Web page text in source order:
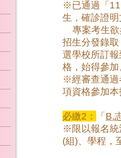
※已通過「
生，確診證
專案考生欲
招生分發錄
選學校所訂
格，始得參加
※經審查通過
項資格參加
必繳2： 「B.
※限以報名統
(組)、學程，